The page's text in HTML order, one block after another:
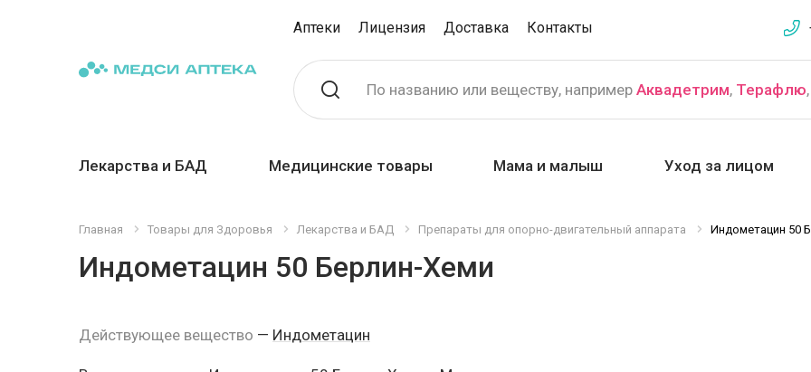
Аптеки Лицензия Доставка Контакты
По названию или веществу, например Аквадетрим, Терафлю,
Лекарства и БАД Медицинские товары Мама и малыш Уход за лицом
Главная Товары для Здоровья Лекарства и БАД Препараты для опорно-двигательный аппарата Индометацин 50
Индометацин 50 Берлин-Хеми
Действующее вещество — Индометацин